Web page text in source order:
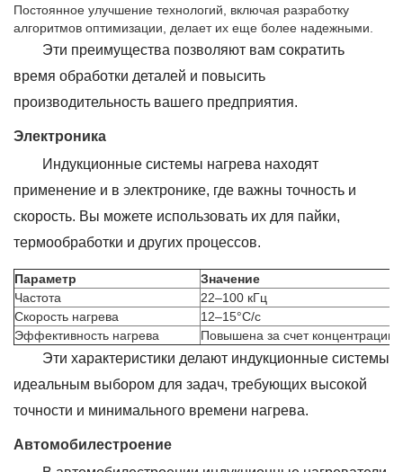
Постоянное улучшение технологий, включая разработку
алгоритмов оптимизации, делает их еще более надежными.
Эти преимущества позволяют вам сократить
время обработки деталей и повысить
производительность вашего предприятия.
Электроника
Индукционные системы нагрева находят
применение и в электронике, где важны точность и
скорость. Вы можете использовать их для пайки,
термообработки и других процессов.
Параметр
Значение
Частота
22–100 кГц
Скорость нагрева
12–15°С/с
Эффективность нагрева
Повышена за счет концентрации
Эти характеристики делают индукционные системы
идеальным выбором для задач, требующих высокой
точности и минимального времени нагрева.
Автомобилестроение